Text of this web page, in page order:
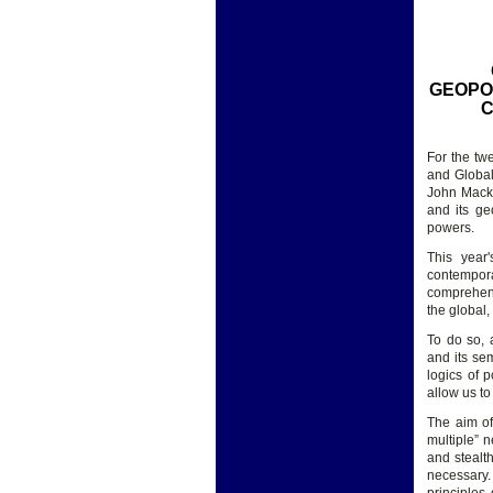
For the
and
John
and its
powers.
This
the global,
To do so,
and its
logics of
allow us
The aim
multiple”
and